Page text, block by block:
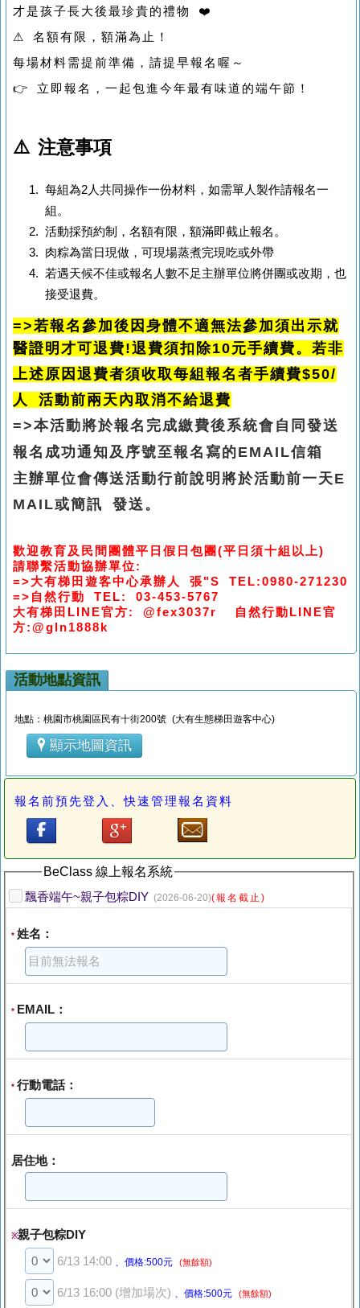
才是孩子長大後最珍貴的禮物 ❤️
⚠ 名額有限，額滿為止！
每場材料需提前準備，請提早報名喔～
👉 立即報名，一起包進今年最有味道的端午節！
⚠️ 注意事項
每組為2人共同操作一份材料，如需單人製作請報名一
組。
活動採預約制，名額有限，額滿即截止報名。
肉粽為當日現做，可現場蒸煮完現吃或外帶
若遇天候不佳或報名人數不足主辦單位將併團或改期，也
接受退費。
=>若報名參加後因身體不適無法參加須出示就
醫證明才可退費!退費須扣除10元手續費。 若非
上述原因退費者須收取每組報名者手續費$50/
人 活動前兩天內取消不給退費
=>本活動將於報名完成繳費後系統會自同發送
報名成功通知及序號至報名寫的EMAIL信箱
主辦單位會傳送活動行前說明將於活動前一天E
MAIL或簡訊 發送。
歡迎教育及民間團體平日假日包團(平日須十組以上)
請聯繫活動協辦單位:
=>大有梯田遊客中心承辦人 張"S TEL:0980-271230
=>自然行動 TEL: 03-453-5767
大有梯田LINE官方: @fex3037r 自然行動LINE官
方:@gln1888k
活動地點資訊
地點：桃園市桃園區民有十街200號 (大有生態梯田遊客中心)
顯示地圖資訊
報名前預先登入、快速管理報名資料
BeClass 線上報名系統
飄香端午~親子包粽DIY (2026-06-20)(報名截止)
* 姓名：
* EMAIL：
* 行動電話：
居住地：
※親子包粽DIY
6/13 14:00 、價格:500元 (無餘額)
6/13 16:00 (增加場次) 、價格:500元 (無餘額)